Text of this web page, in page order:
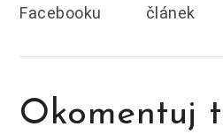
Facebooku
článek
Okomentuj